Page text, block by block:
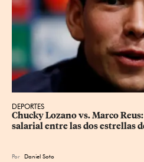
DEPORTES
Chucky Lozano vs. Marco
salarial entre las dos estrellas
Por Daniel Soto